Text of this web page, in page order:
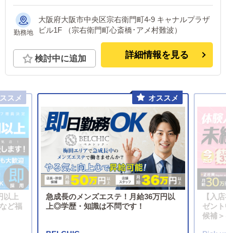
勤務地
大阪府大阪市中央区宗右衛門町4-9 キャナルプラザ
ビル1F （宗右衛門町心斎橋･アメ村難波）
検討中に追加 詳細情報を見る
以上
ど福
急成長のメンズエステ！月給36万円以
上◎学歴・知識は不問です！
【入
ゼン
候補